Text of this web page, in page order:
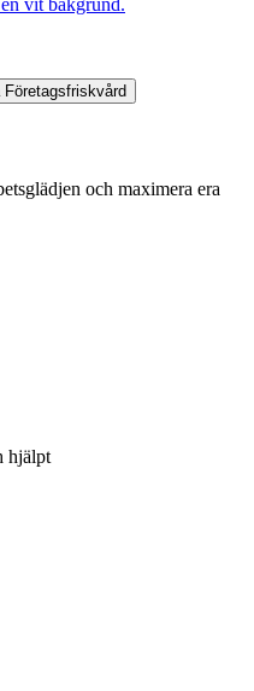
Företagsfriskvård
och maximera era
hjälpt